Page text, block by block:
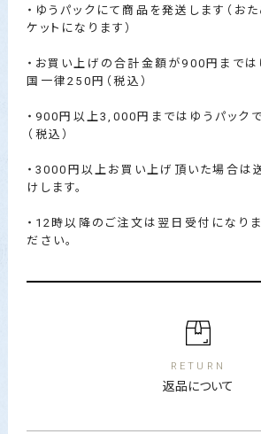
・ゆうパックにて商品を発送します（お
ケットになります）
・お買い上げの合計金額が900円までは
国一律250円（税込）
・900円以上3,000円まではゆうパック
（税込）
・3000円以上お買い上げ頂いた場合は
けします。
・12時以降のご注文は翌日受付になりま
ださい。
RETURN
返品について